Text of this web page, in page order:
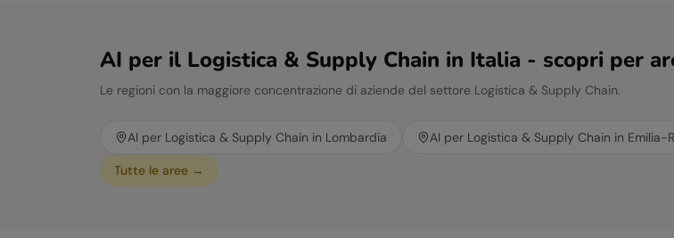
AI per il Logistica & Supply Chain in Italia - scopri per
Le regioni con la maggiore concentrazione di aziende del settore Logistica & Supply Chain.
AI per Logistica & Supply Chain in Lombardia AI per Logistica & Supply Chain in Emilia-
Tutte le aree →